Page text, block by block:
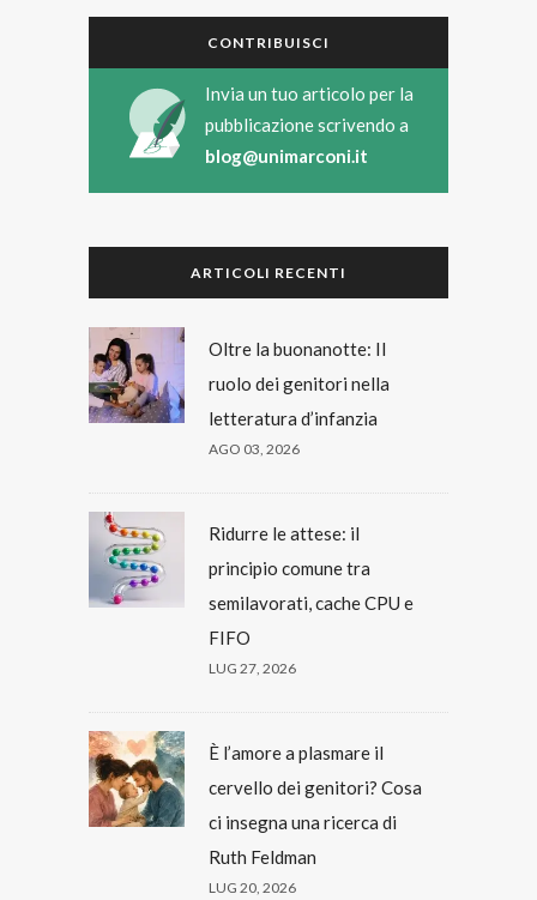
CONTRIBUISCI
Invia un tuo articolo per la
pubblicazione scrivendo a
blog@unimarconi.it
ARTICOLI RECENTI
Oltre la buonanotte: Il
ruolo dei genitori nella
letteratura d’infanzia
AGO 03, 2026
Ridurre le attese: il
principio comune tra
semilavorati, cache CPU e
FIFO
LUG 27, 2026
È l’amore a plasmare il
cervello dei genitori? Cosa
ci insegna una ricerca di
Ruth Feldman
LUG 20, 2026